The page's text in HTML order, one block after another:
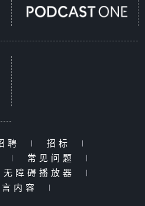
聘 | 招标
|
| 常见问题
|
无障碍播放器
|
内容
|